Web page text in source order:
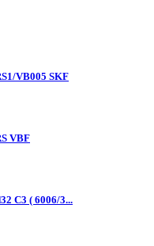
VB005 SKF
VBF
C3 ( 6006/3...